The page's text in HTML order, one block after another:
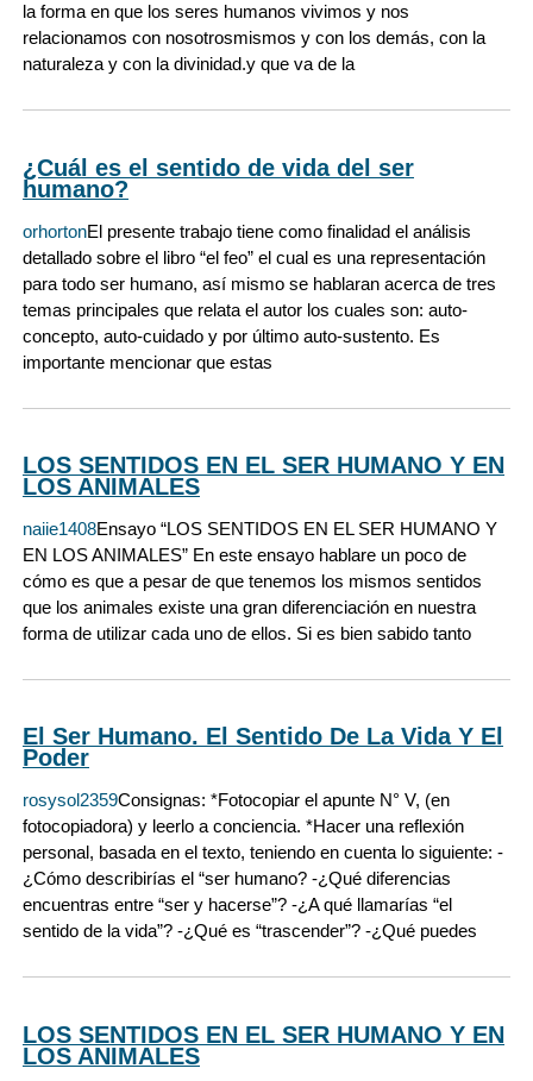
la forma en que los seres humanos vivimos y nos
relacionamos con nosotrosmismos y con los demás, con la
naturaleza y con la divinidad.y que va de la
¿Cuál es el sentido de vida del ser
humano?
orhortonEl presente trabajo tiene como finalidad el análisis
detallado sobre el libro “el feo” el cual es una representación
para todo ser humano, así mismo se hablaran acerca de tres
temas principales que relata el autor los cuales son: auto-
concepto, auto-cuidado y por último auto-sustento. Es
importante mencionar que estas
LOS SENTIDOS EN EL SER HUMANO Y EN
LOS ANIMALES
naiie1408Ensayo “LOS SENTIDOS EN EL SER HUMANO Y
EN LOS ANIMALES” En este ensayo hablare un poco de
cómo es que a pesar de que tenemos los mismos sentidos
que los animales existe una gran diferenciación en nuestra
forma de utilizar cada uno de ellos. Si es bien sabido tanto
El Ser Humano. El Sentido De La Vida Y El
Poder
rosysol2359Consignas: *Fotocopiar el apunte N° V, (en
fotocopiadora) y leerlo a conciencia. *Hacer una reflexión
personal, basada en el texto, teniendo en cuenta lo siguiente: -
¿Cómo describirías el “ser humano? -¿Qué diferencias
encuentras entre “ser y hacerse”? -¿A qué llamarías “el
sentido de la vida”? -¿Qué es “trascender”? -¿Qué puedes
LOS SENTIDOS EN EL SER HUMANO Y EN
LOS ANIMALES